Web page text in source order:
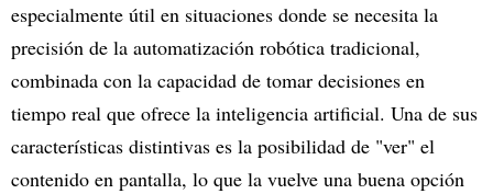
especialmente útil en situaciones donde se necesita la
precisión de la automatización robótica tradicional,
combinada con la capacidad de tomar decisiones en
tiempo real que ofrece la inteligencia artificial. Una de sus
características distintivas es la posibilidad de "ver" el
contenido en pantalla, lo que la vuelve una buena opción